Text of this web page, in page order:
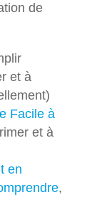
de
et à
Facile à
et à
en
,